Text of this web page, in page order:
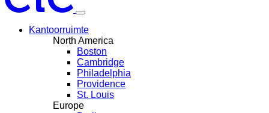
Kantoorruimte
North America
Boston
Cambridge
Philadelphia
Providence
St. Louis
Europe